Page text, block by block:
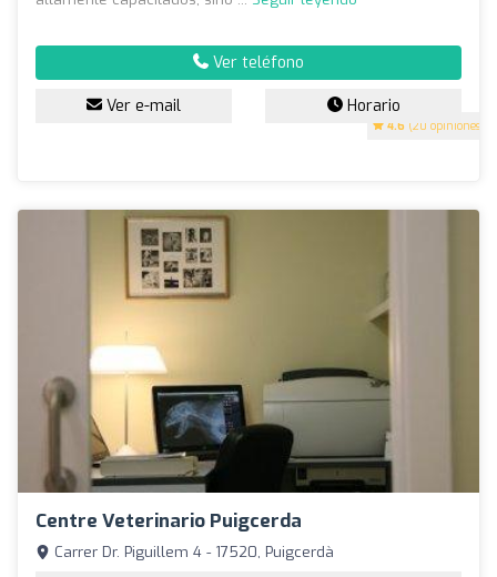
4.6 (20 opiniones)
Ver teléfono
Ver e-mail Horario
Centre Veterinario Puigcerda
Carrer Dr. Piguillem 4 - 17520, Puigcerdà